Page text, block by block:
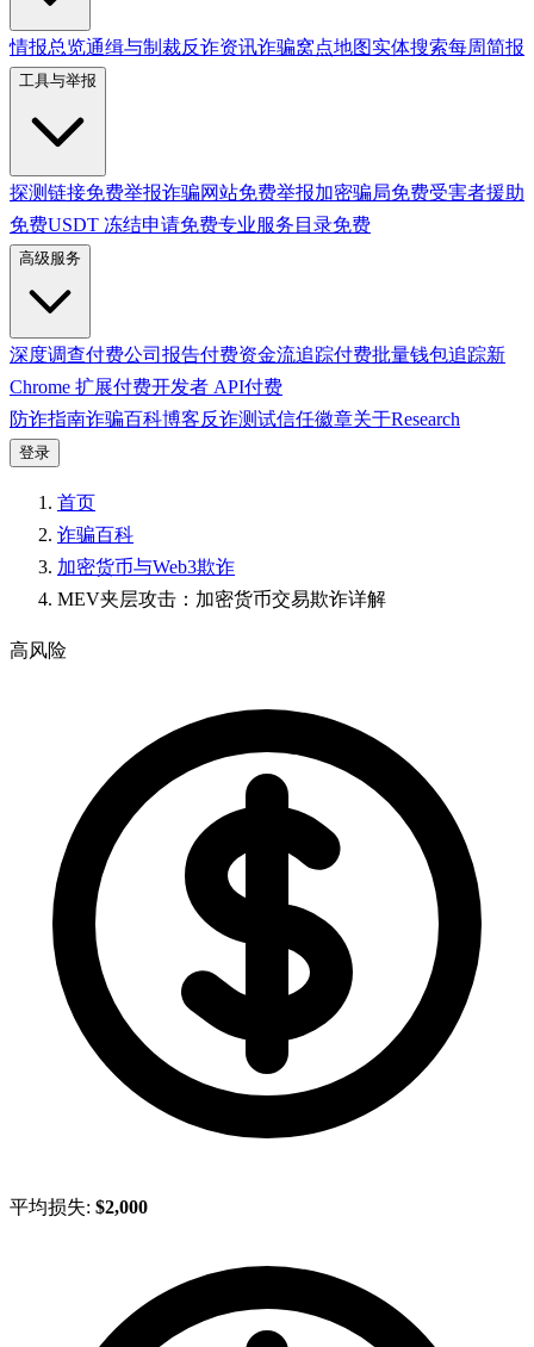
情报总览通缉与制裁反诈资讯诈骗窝点地图实体搜索每周简报
工具与举报
探测链接免费举报诈骗网站免费举报加密骗局免费受害者援助
免费USDT 冻结申请免费专业服务目录免费
高级服务
深度调查付费公司报告付费资金流追踪付费批量钱包追踪新
Chrome 扩展付费开发者 API付费
防诈指南诈骗百科博客反诈测试信任徽章关于Research
登录
首页
诈骗百科
加密货币与Web3欺诈
MEV夹层攻击：加密货币交易欺诈详解
高风险
平均损失: $2,000